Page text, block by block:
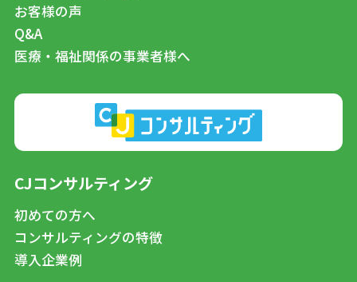
お客様の声
Q&A
医療・福祉関係の事業者様へ
CJコンサルティング
初めての方へ
コンサルティングの特徴
導入企業例